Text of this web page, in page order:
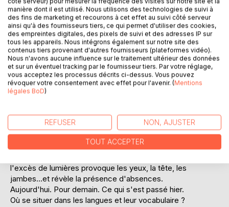
s'est agi de re-transcrire les perceptions de toutes ces
réalités mêlées, mêlées aussi avec ma propre histoire, soit
tout ce qui se passe dans la vie de chacun en fonction de
ses activités physiques et psychiques. Ça s'entrecroise.
C'est en mouvement. C'est un mouvement incessant
d'affleurements et de retraits. Chris Meunier
De ce temps-là à ce temps-ci le livre se déplie, s'invente,
s'architecture.
correspondant aux cinquante-deux semaines d'une année.
Ces livrets rassemblés forment un tout saisissant où
l'Histoire, le récit, le témoignage, l'actualité, le poème, la
photographie se frottent, se superposent, se font face, se
l'excès de lumières provoque les yeux, la tête, les
jambes…et révèle la présence d'absences.
Aujourd'hui. Pour demain. Ce qui s'est passé hier.
Où se situer dans les langues et leur vocabulaire ?
manière dont il est utilisé. Nous utilisons des technologies de suivi à
des fins de marketing et recourons à cet effet au suivi côté serveur
ainsi qu'à des fournisseurs tiers, ce qui permet d'utiliser des cookies,
des empreintes digitales, des pixels de suivi et des adresses IP sur
tous les appareils. Nous intégrons également sur notre site des
contenus tiers provenant d'autres fournisseurs (plateformes vidéo).
Nous n'avons aucune influence sur le traitement ultérieur des données
et sur un éventuel tracking par le fournisseur tiers. Par votre réglage,
vous acceptez les processus décrits ci-dessus. Vous pouvez
révoquer votre consentement avec effet pour l'avenir. (Mentions
légales BoD)
REFUSER NON, AJUSTER
TOUT ACCEPTER